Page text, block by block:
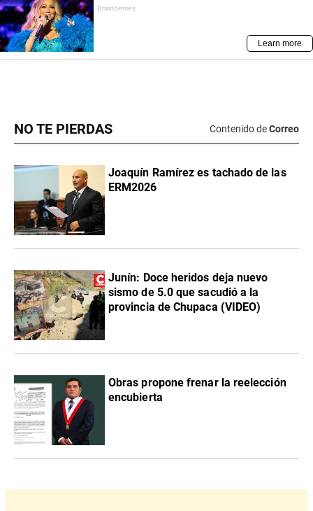
NO TE PIERDAS Contenido deCorreo
Joaquín Ramírez es tachado de las
ERM2026
Junín: Doce heridos deja nuevo
sismo de 5.0 que sacudió a la
provincia de Chupaca (VIDEO)
Obras propone frenar la reelección
encubierta